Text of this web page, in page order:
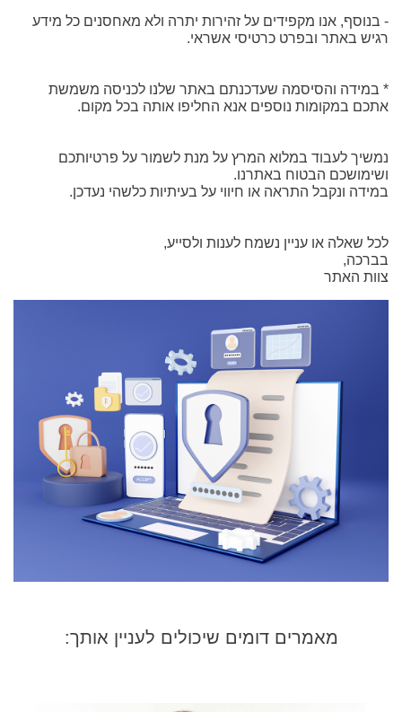
- בנוסף, אנו מקפידים על זהירות יתרה ולא מאחסנים כל מידע
רגיש באתר ובפרט כרטיסי אשראי.
* במידה והסיסמה שעדכנתם באתר שלנו לכניסה משמשת
אתכם במקומות נוספים אנא החליפו אותה בכל מקום.
נמשיך לעבוד במלוא המרץ על מנת לשמור על פרטיותכם
ושימושכם הבטוח באתרנו.
במידה ונקבל התראה או חיווי על בעיתיות כלשהי נעדכן.
לכל שאלה או עניין נשמח לענות ולסייע,
בברכה,
צוות האתר
מאמרים דומים שיכולים לעניין אותך: